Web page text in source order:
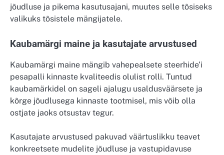
jõudluse ja pikema kasutusajani, muutes selle tõsiseks
valikuks tõsistele mängijatele.
Kaubamärgi maine ja kasutajate arvustused
Kaubamärgi maine mängib vahepealsete steerhide’i
pesapalli kinnaste kvaliteedis olulist rolli. Tuntud
kaubamärkidel on sageli ajalugu usaldusväärsete ja
kõrge jõudlusega kinnaste tootmisel, mis võib olla
ostjate jaoks otsustav tegur.
Kasutajate arvustused pakuvad väärtuslikku teavet
konkreetsete mudelite jõudluse ja vastupidavuse